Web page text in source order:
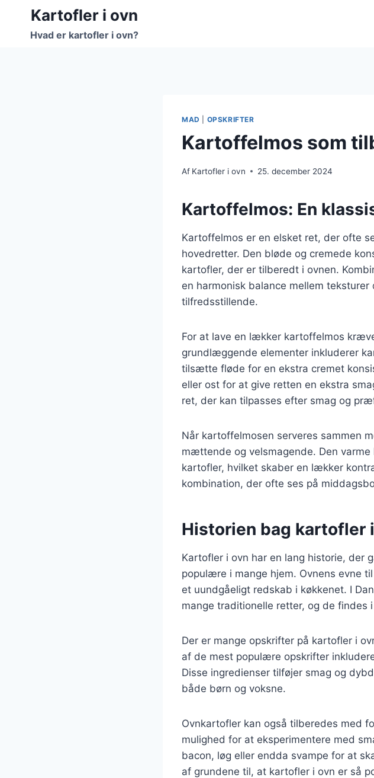
Fortsæt
indhold
Kartofler i ovn
Hvad er kartofler i ovn?
MAD OPSKRIFTER
Kartoffelmos som
Af Kartofler i ovn 25. december 2024
Kartoffelmos: En
Kartoffelmos er en elsket ret, der ofte
hovedretter. Den bløde og cremede
kartofler, der er tilberedt i ovnen.
en harmonisk balance mellem
tilfredsstillende.
For at lave en lækker kartoffelmos
grundlæggende elementer inkluderer
tilsætte fløde for en ekstra cremet
eller ost for at give retten en ekstra
ret, der kan tilpasses efter smag og
Når kartoffelmosen serveres sammen
mættende og velsmagende. Den
kartofler, hvilket skaber en lækker
kombination, der ofte ses på
Historien bag kartofler
Kartofler i ovn har en lang historie, der
populære i mange hjem. Ovnens evne
et uundgåeligt redskab i køkkenet. I
mange traditionelle retter, og de findes
Der er mange opskrifter på kartofler i
af de mest populære opskrifter
Disse ingredienser tilføjer smag og
både børn og voksne.
Ovnkartofler kan også tilberedes med
mulighed for at eksperimentere med
bacon, løg eller endda svampe for at
af grundene til, at kartofler i ovn er så